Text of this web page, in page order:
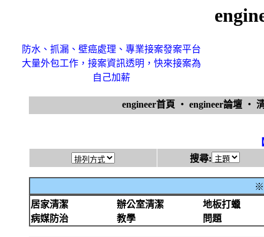
防水、抓漏、壁癌處理、專業接案發案平台
大量外包工作，接案資訊透明，快來接案為
自己加薪
engineer首頁 ‧ engineer論壇 ‧
搜尋:
※
居家清潔
辦公室清潔
地板打蠟
病媒防治
教學 問題